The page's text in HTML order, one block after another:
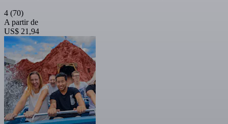
4 (70)
A partir de
US$ 21,94